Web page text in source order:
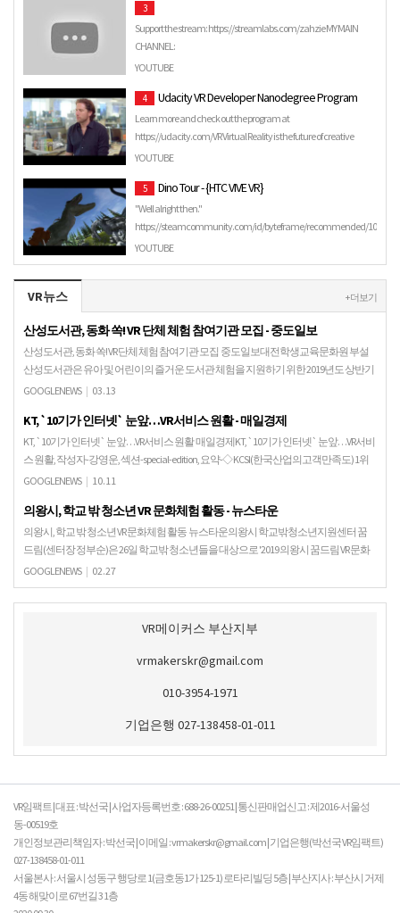
3
Support the stream: https://streamlabs.com/zahzie MY MAIN
CHANNEL:
https://www.youtube.com/channel/UCStuMjEoVZj1JvGG3lv_…
YOUTUBE
4 Udacity VR Developer Nanodegree Program
Learn more and check out the program at
https://udacity.com/VR Virtual Reality is the future of creative
content. There …
YOUTUBE
5 Dino Tour - {HTC VIVE VR}
"Well alright then."
https://steamcommunity.com/id/byteframe/recommended/1030240.
YOUTUBE
VR뉴스 + 더보기
산성도서관, 동화 쏙! VR 단체 체험 참여기관 모집 - 중도일보
산성도서관, 동화 쏙! VR 단체 체험 참여기관 모집 중도일보대전학생교육문화원 부설
산성도서관은 유아 및 어린이의 즐거운 도서관 체험을 지원하기 위한 2019년도 상반기
'동화 쏙! VR 단체 체험' 참여 기관을 …
GOOGLENEWS | 03.13
KT, `10기가 인터넷` 눈앞…VR서비스 원활 - 매일경제
KT, `10기가 인터넷` 눈앞…VR서비스 원활 매일경제KT, `10기가 인터넷` 눈앞…VR서비
스 원활, 작성자-강영운, 섹션-special-edition, 요약-◇ KCSI(한국산업의고객만족도) 1위
기업 / I…
GOOGLENEWS | 10.11
의왕시, 학교 밖 청소년 VR 문화체험 활동 - 뉴스타운
의왕시, 학교 밖 청소년 VR 문화체험 활동 뉴스타운의왕시 학교밖청소년지원센터 꿈
드림(센터장 정부순)은 26일 학교밖 청소년들을 대상으로 '2019 의왕시 꿈드림 VR 문화
체험 프로그램'을 진행했다.이번 프로그램은…
GOOGLENEWS | 02.27
VR메이커스 부산지부
vrmakerskr@gmail.com
010-3954-1971
기업은행 027-138458-01-011
VR임팩트 | 대표 : 박선국 | 사업자등록번호 : 688-26-00251 | 통신판매업신고 : 제2016-서울성
동-00519호
개인정보관리책임자 : 박선국 | 이메일 : vrmakerskr@gmail.com | 기업은행(박선국 VR임팩트)
027-138458-01-011
서울본사 : 서울시 성동구 행당로 1(금호동1가 125-1) 로타리빌딩 5층 | 부산지사 : 부산시 거제
4동 해맞이로 67번길 3 1층